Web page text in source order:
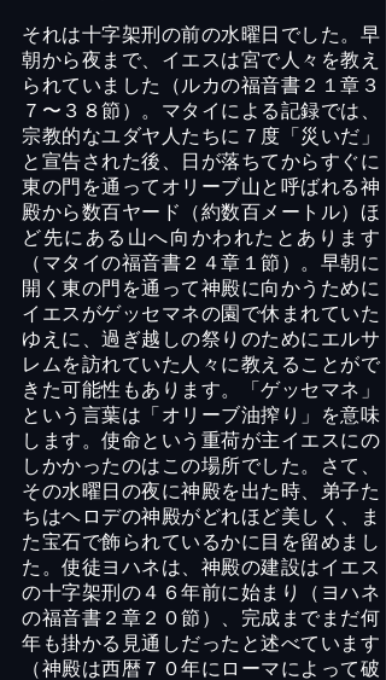
それは十字架刑の前の水曜日でした。早
朝から夜まで、イエスは宮で人々を教え
られていました（ルカの福音書２１章３
７〜３８節）。マタイによる記録では、
宗教的なユダヤ人たちに７度「災いだ」
と宣告された後、日が落ちてからすぐに
東の門を通ってオリーブ山と呼ばれる神
殿から数百ヤード（約数百メートル）ほ
ど先にある山へ向かわれたとあります
（マタイの福音書２４章１節）。早朝に
開く東の門を通って神殿に向かうために
イエスがゲッセマネの園で休まれていた
ゆえに、過ぎ越しの祭りのためにエルサ
レムを訪れていた人々に教えることがで
きた可能性もあります。「ゲッセマネ」
という言葉は「オリーブ油搾り」を意味
します。使命という重荷が主イエスにの
しかかったのはこの場所でした。さて、
その水曜日の夜に神殿を出た時、弟子た
ちはヘロデの神殿がどれほど美しく、ま
た宝石で飾られているかに目を留めまし
た。使徒ヨハネは、神殿の建設はイエス
の十字架刑の４６年前に始まり（ヨハネ
の福音書２章２０節）、完成までまだ何
年も掛かる見通しだったと述べています
（神殿は西暦７０年にローマによって破